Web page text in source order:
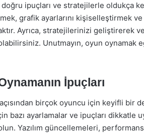
ipuçları ve stratejilerle oldukça
grafik ayarlarını kişiselleştirmek
Ayrıca, stratejilerinizi geliştirerek
Unutmayın, oyun
İpuçları
birçok oyuncu için keyifli bir
bazı ayarlamalar ve ipuçları dikkatle
Yazılım güncellemeleri,